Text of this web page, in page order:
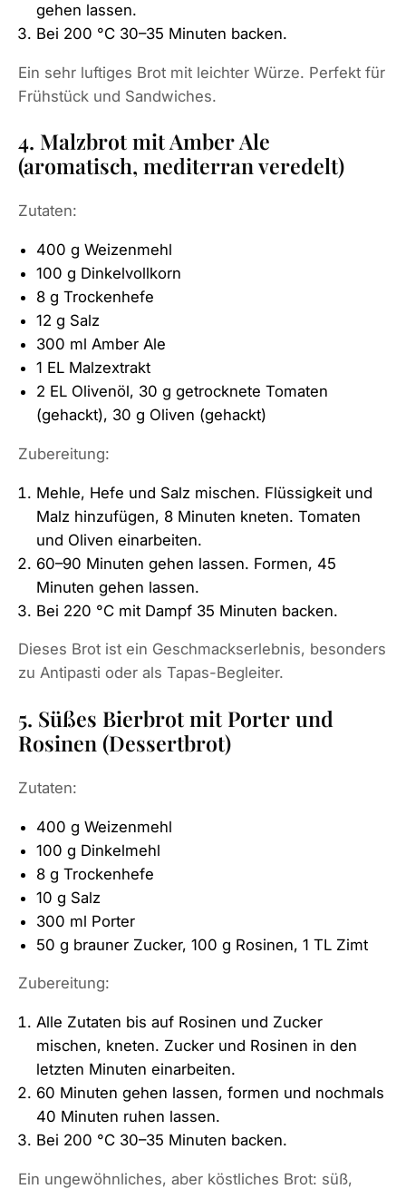
gehen lassen.
Bei 200 °C 30–35 Minuten backen.
Ein sehr luftiges Brot mit leichter Würze. Perfekt für
Frühstück und Sandwiches.
4. Malzbrot mit Amber Ale
(aromatisch, mediterran veredelt)
Zutaten:
400 g Weizenmehl
100 g Dinkelvollkorn
8 g Trockenhefe
12 g Salz
300 ml Amber Ale
1 EL Malzextrakt
2 EL Olivenöl, 30 g getrocknete Tomaten
(gehackt), 30 g Oliven (gehackt)
Zubereitung:
Mehle, Hefe und Salz mischen. Flüssigkeit und
Malz hinzufügen, 8 Minuten kneten. Tomaten
und Oliven einarbeiten.
60–90 Minuten gehen lassen. Formen, 45
Minuten gehen lassen.
Bei 220 °C mit Dampf 35 Minuten backen.
Dieses Brot ist ein Geschmackserlebnis, besonders
zu Antipasti oder als Tapas-Begleiter.
5. Süßes Bierbrot mit Porter und
Rosinen (Dessertbrot)
Zutaten:
400 g Weizenmehl
100 g Dinkelmehl
8 g Trockenhefe
10 g Salz
300 ml Porter
50 g brauner Zucker, 100 g Rosinen, 1 TL Zimt
Zubereitung:
Alle Zutaten bis auf Rosinen und Zucker
mischen, kneten. Zucker und Rosinen in den
letzten Minuten einarbeiten.
60 Minuten gehen lassen, formen und nochmals
40 Minuten ruhen lassen.
Bei 200 °C 30–35 Minuten backen.
Ein ungewöhnliches, aber köstliches Brot: süß,